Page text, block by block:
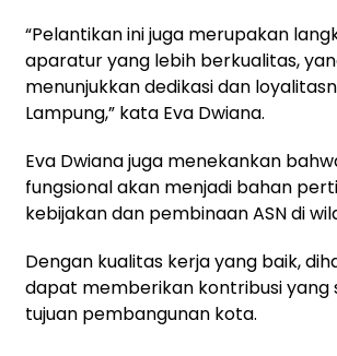
“Pelantikan ini juga merupakan
aparatur yang lebih berkualitas,
menunjukkan dedikasi dan
Lampung,” kata Eva Dwiana.
Eva Dwiana juga menekankan
fungsional akan menjadi bahan
kebijakan dan pembinaan ASN di
Dengan kualitas kerja yang baik,
dapat memberikan kontribusi yang
tujuan pembangunan kota.